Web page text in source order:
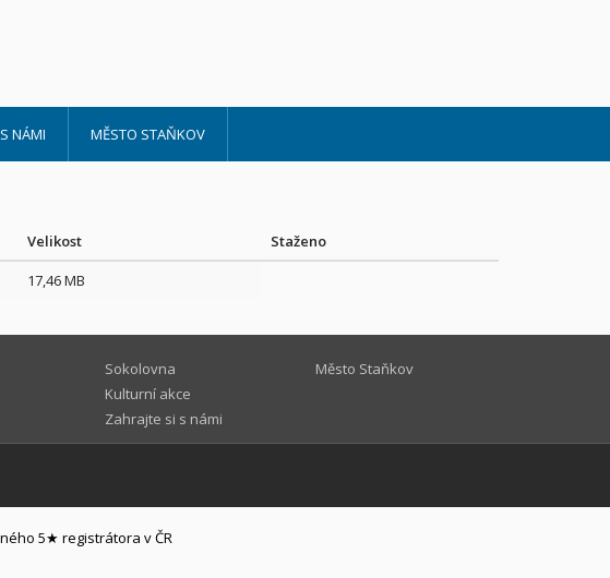
NÁMI MĚSTO STAŇKOV
Velikost
Staženo
17,46 MB
Sokolovna
Kulturní akce
Zahrajte si s námi
Město Staňkov
5★ registrátora v ČR